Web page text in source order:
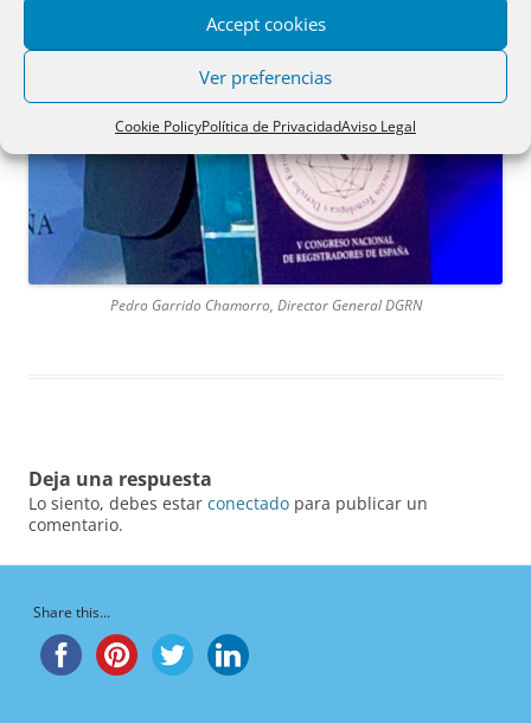
Accept cookies
Ver preferencias
Cookie PolicyPolítica de PrivacidadAviso Legal
Pedro Garrido Chamorro, Director General DGRN
Deja una respuesta
Lo siento, debes estar conectado para publicar un
comentario.
Share this...